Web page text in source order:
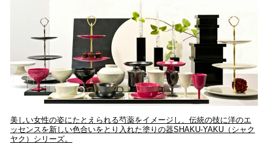
美しい女性の姿にたとえられる芍薬をイメージし、伝統の技に洋のエ
ッセンスを新しい色合いをとり入れた塗りの器SHAKU-YAKU（シャク
ヤク）シリーズ。